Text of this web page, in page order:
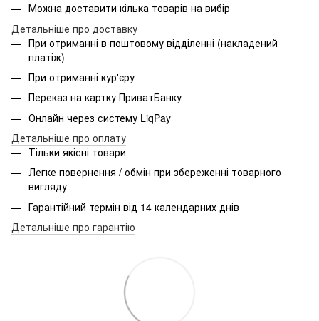
Можна доставити кілька товарів на вибір
Детальніше про доставку
При отриманні в поштовому відділенні (накладений
платіж)
При отриманні кур'єру
Переказ на картку ПриватБанку
Онлайн через систему LiqPay
Детальніше про оплату
Тільки якісні товари
Легке повернення / обмін при збереженні товарного
вигляду
Гарантійний термін від 14 календарних днів
Детальніше про гарантію